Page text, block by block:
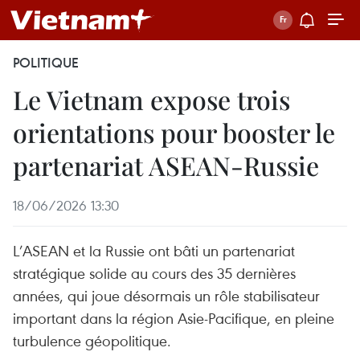
POLITIQUE
Le Vietnam expose trois
orientations pour booster le
partenariat ASEAN-Russie
18/06/2026 13:30
L’ASEAN et la Russie ont bâti un partenariat
stratégique solide au cours des 35 dernières
années, qui joue désormais un rôle stabilisateur
important dans la région Asie-Pacifique, en pleine
turbulence géopolitique.